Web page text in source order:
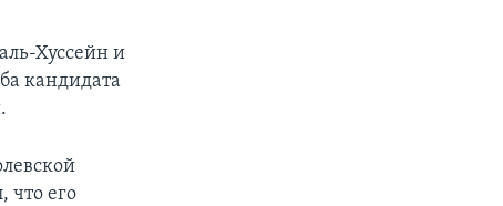
Хуссейн и
кандидата
что его